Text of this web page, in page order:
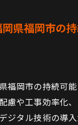
県福岡市の
福岡市の持続可
慮や工事効率化
ジタル技術の導